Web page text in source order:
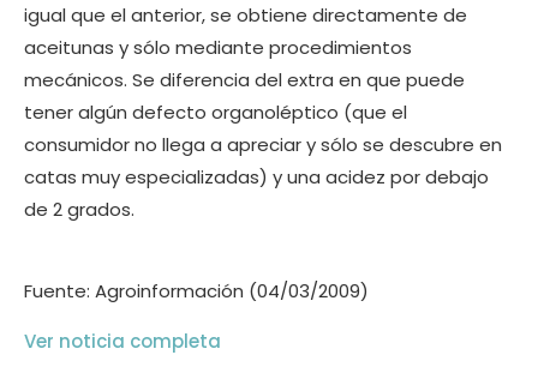
igual que el anterior, se obtiene directamente de
aceitunas y sólo mediante procedimientos
mecánicos. Se diferencia del extra en que puede
tener algún defecto organoléptico (que el
consumidor no llega a apreciar y sólo se descubre en
catas muy especializadas) y una acidez por debajo
de 2 grados.
Fuente: Agroinformación (04/03/2009)
Ver noticia completa